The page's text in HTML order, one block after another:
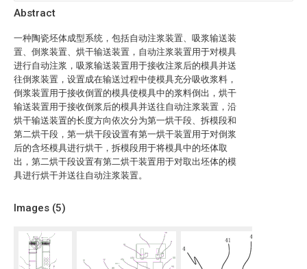
Abstract
一种陶瓷坯体成型系统，包括自动注浆装置、吸浆输送装
置、倒浆装置、烘干输送装置，自动注浆装置用于对模具
进行自动注浆，吸浆输送装置用于接收注浆后的模具并送
往倒浆装置，设置成在输送过程中使模具充分吸收浆料，
倒浆装置用于接收倒置的模具使模具中的浆料倒出，烘干
输送装置用于接收倒浆后的模具并送往自动注浆装置，沿
烘干输送装置的长度方向依次分为第一烘干段、拆模段和
第二烘干段，第一烘干段设置有第一烘干装置用于对倒浆
后的含坯模具进行烘干，拆模段用于将模具中的坯体取
出，第二烘干段设置有第二烘干装置用于对取出坯体的模
具进行烘干并送往自动注浆装置。
Images (5)